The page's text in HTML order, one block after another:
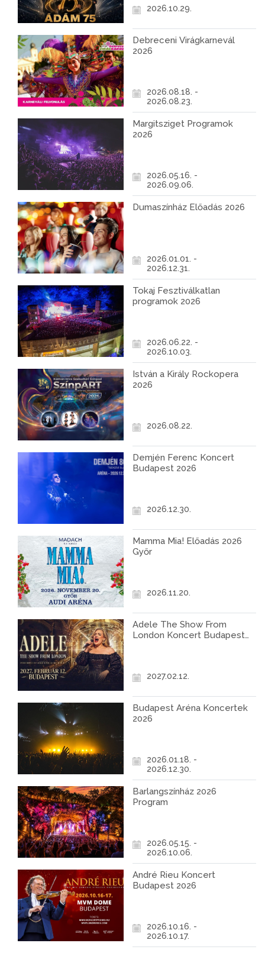
2026.10.29.
Debreceni Virágkarnevál
2026
2026.08.18. -
2026.08.23.
Margitsziget Programok
2026
2026.05.16. -
2026.09.06.
Dumaszínház Előadás 2026
2026.01.01. -
2026.12.31.
Tokaj Fesztiválkatlan
programok 2026
2026.06.22. -
2026.10.03.
István a Király Rockopera
2026
2026.08.22.
Demjén Ferenc Koncert
Budapest 2026
2026.12.30.
Mamma Mia! Előadás 2026
Győr
2026.11.20.
Adele The Show From
London Koncert Budapest
2027.02.12.
Budapest Aréna Koncertek
2026
2026.01.18. -
2026.12.30.
Barlangszínház 2026
Program
2026.05.15. -
2026.10.06.
André Rieu Koncert
Budapest 2026
2026.10.16. -
2026.10.17.